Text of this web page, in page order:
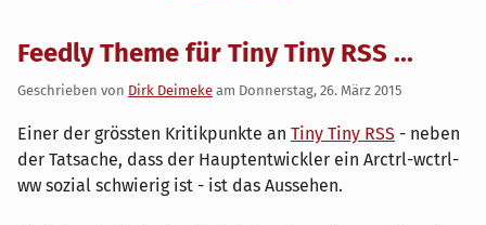
Feedly Theme für Tiny Tiny RSS ...
Geschrieben von Dirk Deimeke am Donnerstag, 26. März 2015
Einer der grössten Kritikpunkte an Tiny Tiny RSS - neben
der Tatsache, dass der Hauptentwickler ein Arctrl-wctrl-
ww sozial schwierig ist - ist das Aussehen.